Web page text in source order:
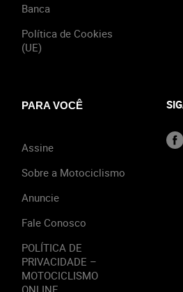
Banca
Política de Cookies
(UE)
PARA VOCÊ
Assine
Sobre a Motociclismo
Anuncie
Fale Conosco
POLÍTICA DE
PRIVACIDADE –
MOTOCICLISMO